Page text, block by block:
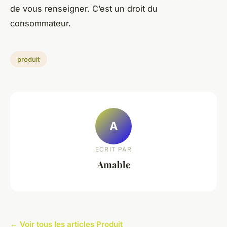
de vous renseigner. C’est un droit du
consommateur.
produit
A
ECRIT PAR
Amable
← Voir tous les articles Produit